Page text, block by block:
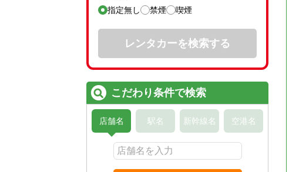
指定無し 禁煙 喫煙
レンタカーを検索する
こだわり条件で検索
店舗名 駅名 新幹線名 空港名